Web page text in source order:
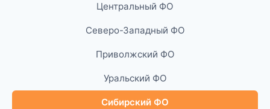
Центральный ФО
Северо-Западный ФО
Приволжский ФО
Уральский ФО
Сибирский ФО